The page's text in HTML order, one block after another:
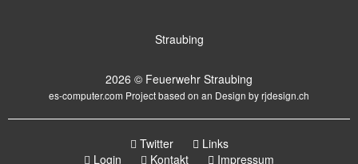
Straubing
2026 © Feuerwehr Straubing
es-computer.com Project based on an Design byrjdesign.ch
Twitter
Links
Login
Kontakt Impressum